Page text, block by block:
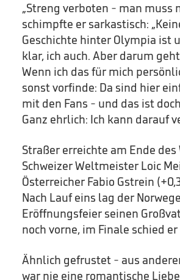
„Streng verboten - man muss
schimpfte er sarkastisch:
Geschichte hinter Olympia ist
klar, ich auch. Aber darum
Wenn ich das für mich
sonst vorfinde: Da sind hier
mit den Fans - und das ist
Ganz ehrlich: Ich kann darauf
Straßer erreichte am Ende
Schweizer Weltmeister Loic
Österreicher Fabio Gstrein
Nach Lauf eins lag der
Eröffnungsfeier seinen
noch vorne, im Finale schied
Ähnlich gefrustet - aus
war nie eine romantische